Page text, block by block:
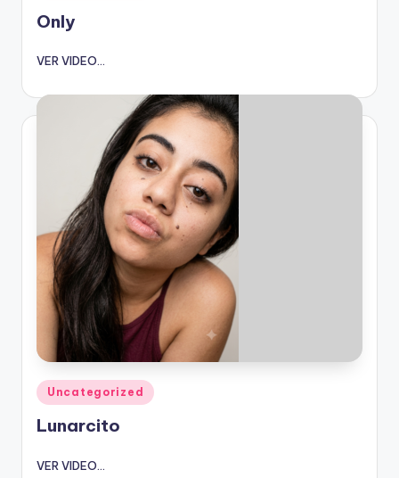
en
Only
VER VIDEO...
Publicado
en
Uncategorized
Lunarcito
VER VIDEO...